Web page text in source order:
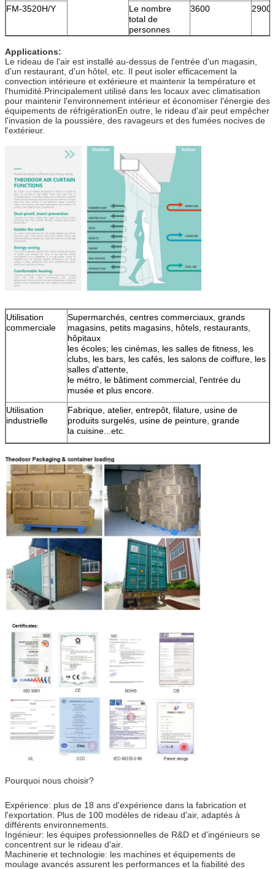
FM-3520H/Y
Le nombre
total de
personnes
3600 2900
Applications:
Le rideau de l'air est installé au-dessus de l'entrée d'un magasin,
d'un restaurant, d'un hôtel, etc. Il peut isoler efficacement la
convection intérieure et extérieure et maintenir la température et
l'humidité.Principalement utilisé dans les locaux avec climatisation
pour maintenir l'environnement intérieur et économiser l'énergie des
équipements de réfrigérationEn outre, le rideau d'air peut empêcher
l'invasion de la poussière, des ravageurs et des fumées nocives de
l'extérieur.
Utilisation
commerciale
Supermarchés, centres commerciaux, grands
magasins, petits magasins, hôtels, restaurants,
hôpitaux
les écoles; les cinémas, les salles de fitness, les
clubs, les bars, les cafés, les salons de coiffure, les
salles d'attente,
le métro, le bâtiment commercial, l'entrée du
musée et plus encore.
Utilisation
industrielle
Fabrique, atelier, entrepôt, filature, usine de
produits surgelés, usine de peinture, grande
la cuisine...etc.
Pourquoi nous choisir?
Expérience: plus de 18 ans d'expérience dans la fabrication et
l'exportation. Plus de 100 modèles de rideau d'air, adaptés à
différents environnements.
Ingénieur: les équipes professionnelles de R&D et d'ingénieurs se
concentrent sur le rideau d'air.
Machinerie et technologie: les machines et équipements de
moulage avancés assurent les performances et la fiabilité des